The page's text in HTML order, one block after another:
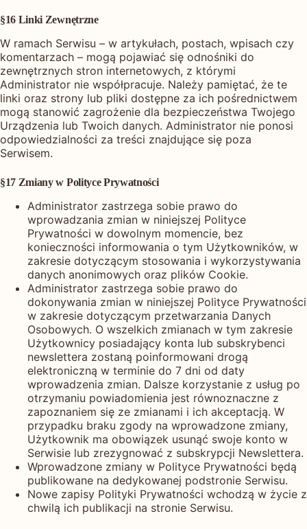
§16 Linki Zewnętrzne
W ramach Serwisu – w artykułach, postach, wpisach czy
komentarzach – mogą pojawiać się odnośniki do
zewnętrznych stron internetowych, z którymi
Administrator nie współpracuje. Należy pamiętać, że te
linki oraz strony lub pliki dostępne za ich pośrednictwem
mogą stanowić zagrożenie dla bezpieczeństwa Twojego
Urządzenia lub Twoich danych. Administrator nie ponosi
odpowiedzialności za treści znajdujące się poza
Serwisem.
§17 Zmiany w Polityce Prywatności
Administrator zastrzega sobie prawo do
wprowadzania zmian w niniejszej Polityce
Prywatności w dowolnym momencie, bez
konieczności informowania o tym Użytkowników, w
zakresie dotyczącym stosowania i wykorzystywania
danych anonimowych oraz plików Cookie.
Administrator zastrzega sobie prawo do
dokonywania zmian w niniejszej Polityce Prywatności
w zakresie dotyczącym przetwarzania Danych
Osobowych. O wszelkich zmianach w tym zakresie
Użytkownicy posiadający konta lub subskrybenci
newslettera zostaną poinformowani drogą
elektroniczną w terminie do 7 dni od daty
wprowadzenia zmian. Dalsze korzystanie z usług po
otrzymaniu powiadomienia jest równoznaczne z
zapoznaniem się ze zmianami i ich akceptacją. W
przypadku braku zgody na wprowadzone zmiany,
Użytkownik ma obowiązek usunąć swoje konto w
Serwisie lub zrezygnować z subskrypcji Newslettera.
Wprowadzone zmiany w Polityce Prywatności będą
publikowane na dedykowanej podstronie Serwisu.
Nowe zapisy Polityki Prywatności wchodzą w życie z
chwilą ich publikacji na stronie Serwisu.